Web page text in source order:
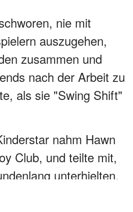
nie mit
auszugehen,
zusammen und
nach der Arbeit zu
als sie "Swing Shift"
nahm Hawn
Club, und teilte mit,
unterhielten.